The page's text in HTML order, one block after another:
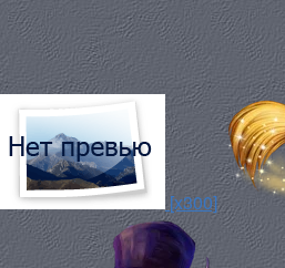
[x300]